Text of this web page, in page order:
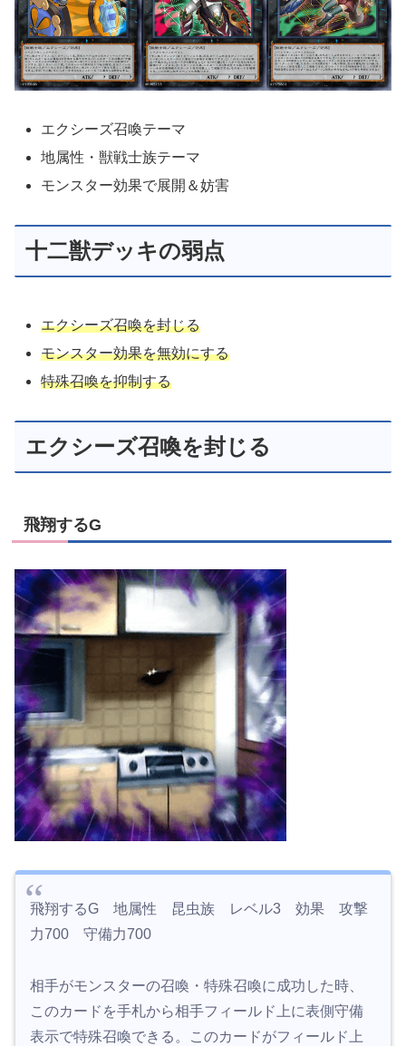
エクシーズ召喚テーマ
地属性・獣戦士族テーマ
モンスター効果で展開＆妨害
十二獣デッキの弱点
エクシーズ召喚を封じる
モンスター効果を無効にする
特殊召喚を抑制する
エクシーズ召喚を封じる
飛翔するG
飛翔するG 地属性 昆虫族 レベル3 効果 攻撃
力700 守備力700
相手がモンスターの召喚・特殊召喚に成功した時、
このカードを手札から相手フィールド上に表側守備
表示で特殊召喚できる。このカードがフィールド上